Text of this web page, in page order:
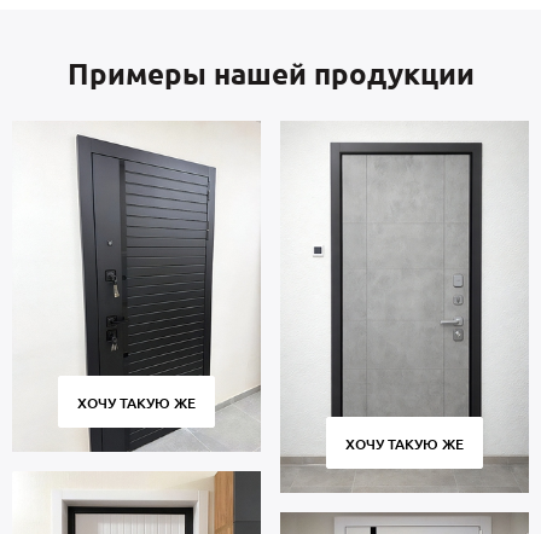
Примеры нашей продукции
ХОЧУ ТАКУЮ ЖЕ
ХОЧУ ТАКУЮ ЖЕ